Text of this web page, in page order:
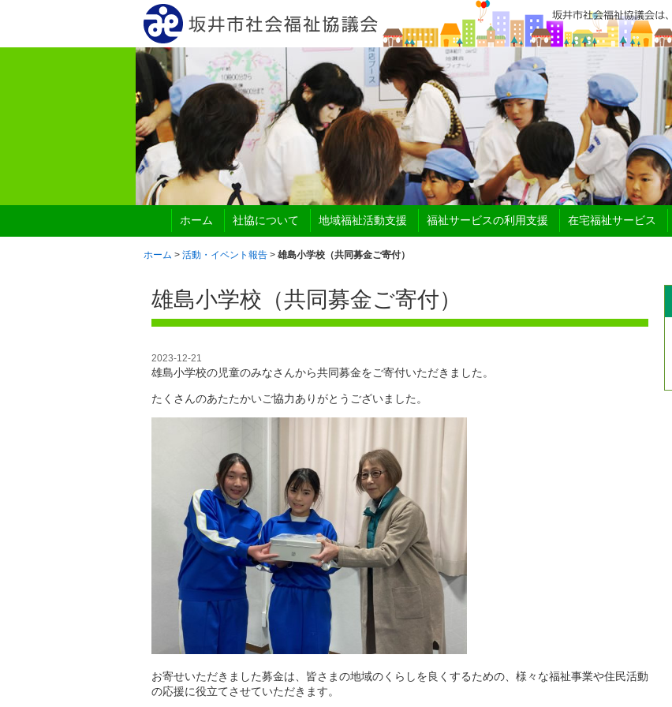
ホーム 社協について 地域福祉活動支援 福祉サービスの利用支援 在宅福祉サービス
ホーム > 活動・イベント報告 > 雄島小学校（共同募金ご寄付）
雄島小学校（共同募金ご寄付）
2023-12-21
雄島小学校の児童のみなさんから共同募金をご寄付いただきました。
たくさんのあたたかいご協力ありがとうございました。
お寄せいただきました募金は、皆さまの地域のくらしを良くするための、様々な福祉事業や住民活動
の応援に役立てさせていただきます。